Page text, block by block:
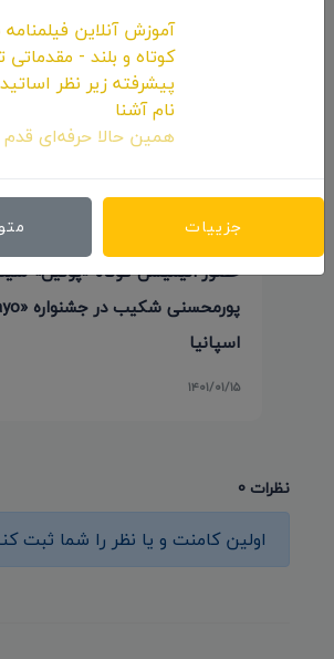
حضور انیمیشن کوتاه «پوتین»
اسپانیا
۱۴۰۱/۰۱/۱۵
نظرات 0
اولین کامنت و یا نظر را شما ثبت
آموزش آنلاین
کوتاه و بلند - مقدماتی
پیشرفته زیر نظر
نام آشنا
همین حالا حرفه‌ای قدم
جزییات